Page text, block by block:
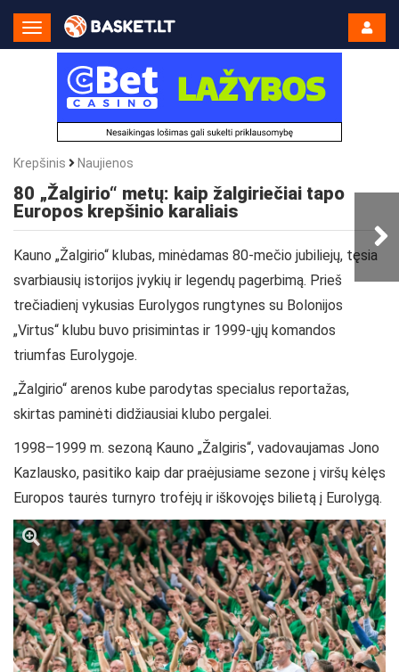
Toggle
Navigation
Krepšinis Naujienos
80 „Žalgirio“ metų: kaip žalgiriečiai tapo
Europos krepšinio karaliais
Kauno „Žalgirio“ klubas, minėdamas 80-mečio jubiliejų, tęsia
svarbiausių istorijos įvykių ir legendų pagerbimą. Prieš
trečiadienį vykusias Eurolygos rungtynes su Bolonijos
„Virtus“ klubu buvo prisimintas ir 1999-ųjų komandos
triumfas Eurolygoje.
„Žalgirio“ arenos kube parodytas specialus reportažas,
skirtas paminėti didžiausiai klubo pergalei.
1998–1999 m. sezoną Kauno „Žalgiris“, vadovaujamas Jono
Kazlausko, pasitiko kaip dar praėjusiame sezone į viršų kėlęs
Europos taurės turnyro trofėjų ir iškovojęs bilietą į Eurolygą.